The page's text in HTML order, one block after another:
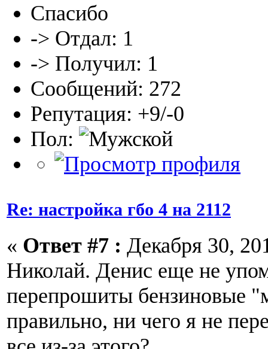
Спасибо
-> Отдал: 1
-> Получил: 1
Сообщений: 272
Репутация: +9/-0
Пол:
Re: настройка гбо 4 на 2112
« Ответ #7 : Декабря 30,
Николай. Денис еще не
перепрошиты бензиновые
правильно, ни чего я не